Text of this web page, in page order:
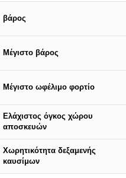
βάρος
Μέγιστο βάρος
Μέγιστο ωφέλιμο φορτίο
Ελάχιστος όγκος χώρου
αποσκευών
Χωρητικότητα δεξαμενής
καυσίμων